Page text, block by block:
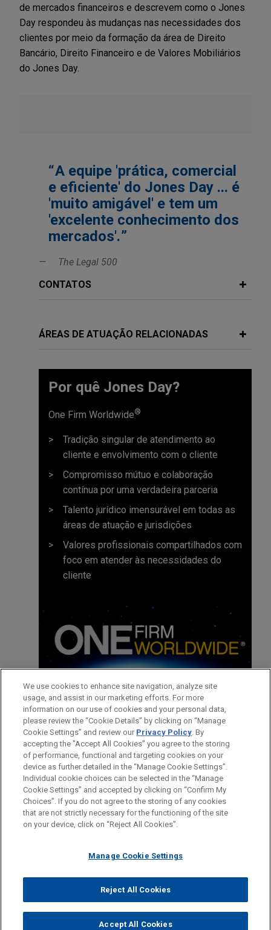
de mercados financeiros e descrevem como o Jones
Day respondeu às mudanças nas necessidades dos
clientes por meio da formação da área de Direito
Bancário, Direito Financeiro e de Valores Mobiliários
do Jones Day.
A equipe 'prática, comercial
e eficiente' do Jones Day ... é
'muito amigável' e tem um
'excelente conhecimento dos
mercados'.
The Legal 500
CONTATOS
ÁREAS DE ATUAÇÃO RELACIONADAS
Por quê Jones Day?
One Firm Worldwide®
Tradição singular de atendimento ao
cliente e envolvimento com o cliente
Compromisso mútuo e colaboração
contínua por uma verdadeira parceria
Talento jurídico imensurável em todas as
áreas de atuação e jurisdições
Valores profissionais compartilhados com
foco em atender às necessidades do
cliente
ADVOGADOS
CONTATOS
JAYANT W. TAMBE
Practice Leader Financial Markets
Nova Iorque
+ 1.212.326.3604
jtambe@jonesday.com
FEATURED
DE DEZEMBRO DE 2025 ALERT
SEC publica uma série de declarações
relacionadas a criptoativos com foco em
clareza regulatória
Antes de enviar, por favor observe que:
a Informação contida neste website (www.jonesday.com)
destina-se a uso geral e não pode ser considerada como
criar e seu recebimento não constitui uma relação cliente-
Jones Day não são considerados confidenciais ou privilegiados
a menos que sejamos seu representante legal. Ao enviar esta
mensagem, você confirma que leu e concorda com este aviso.
CONTATE-NOS AVISO LEGAL
PRIVACIDADE
DIREITOS AUTORAIS
© 2026 Jones Day
We use cookies to enhance site navigation, analyze site
usage, and assist in our marketing efforts. For more
information on our use of cookies and your personal data,
please review the “Cookie Details” by clicking on “Manage
Cookie Settings” and review our Privacy Policy. By
accepting the "Accept All Cookies" you agree to the storing
of performance, functional and targeting cookies on your
device as further detailed in the “Manage Cookie Settings”.
Individual cookie choices can be selected in the “Manage
Cookie Settings” and accepted by clicking on “Confirm My
Choices”. If you do not agree to the storing of any cookies
that are not strictly necessary for the functioning of the site
on your device, click on “Reject All Cookies”.
Manage Cookie Settings
Reject All Cookies
Accept All Cookies